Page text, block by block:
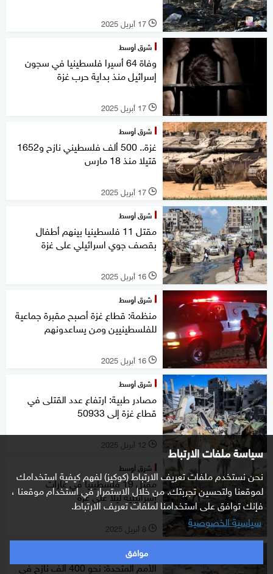
سياسة ملفات الارتباط
نحن نستخدم ملفات تعريف الارتباط (كوكيز) لفهم كيفية استخدامك
لموقعنا ولتحسين تجربتك. من خلال الاستمرار في استخدام موقعنا ،
فإنك توافق على استخدامنا لملفات تعريف الارتباط.
سياسية الخصوصية
موافق
l 17 أبريل 2025
شرق أوسط
وفاة 64 أسيرا فلسطينيا في سجون
إسرائيل منذ بداية حرب غزة
l 17 أبريل 2025
شرق أوسط
غزة.. 500 ألف فلسطيني نازح و1652
قتيلا منذ 18 مارس
l 17 أبريل 2025
شرق أوسط
مقتل 11 فلسطينيا بينهم أطفال
بقصف جوي اسرائيلي على غزة
l 16 أبريل 2025
شرق أوسط
منظمة: قطاع غزة أصبح مقبرة جماعية
للفلسطينيين ومن يساعدونهم
l 16 أبريل 2025
شرق أوسط
مصادر طبية: ارتفاع عدد القتلى في
قطاع غزة إلى 50933
l 12 أبريل 2025
شرق أوسط
مقتل 19 فلسطينيا في غارات
إسرائيلية ليلا على غزة
l 8 أبريل 2025
شرق أوسط
الأمم المتحدة: نحو 400 ألف نازح في